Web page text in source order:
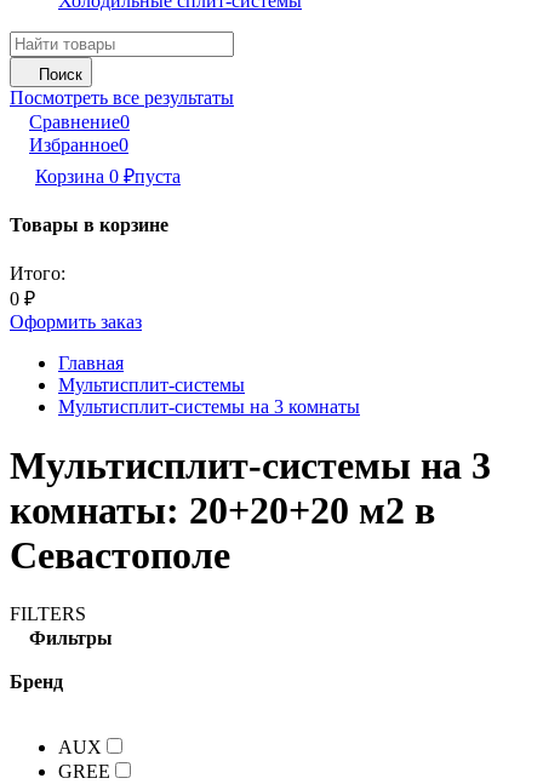
Поиск
Посмотреть все результаты
Сравнение0
Избранное0
Корзина 0 ₽пуста
Товары в корзине
Итого:
0 ₽
Оформить заказ
Главная
Мультисплит-системы
Мультисплит-системы на 3 комнаты
Мультисплит-системы на 3
комнаты: 20+20+20 м2 в
Севастополе
FILTERS
Фильтры
Бренд
AUX
GREE